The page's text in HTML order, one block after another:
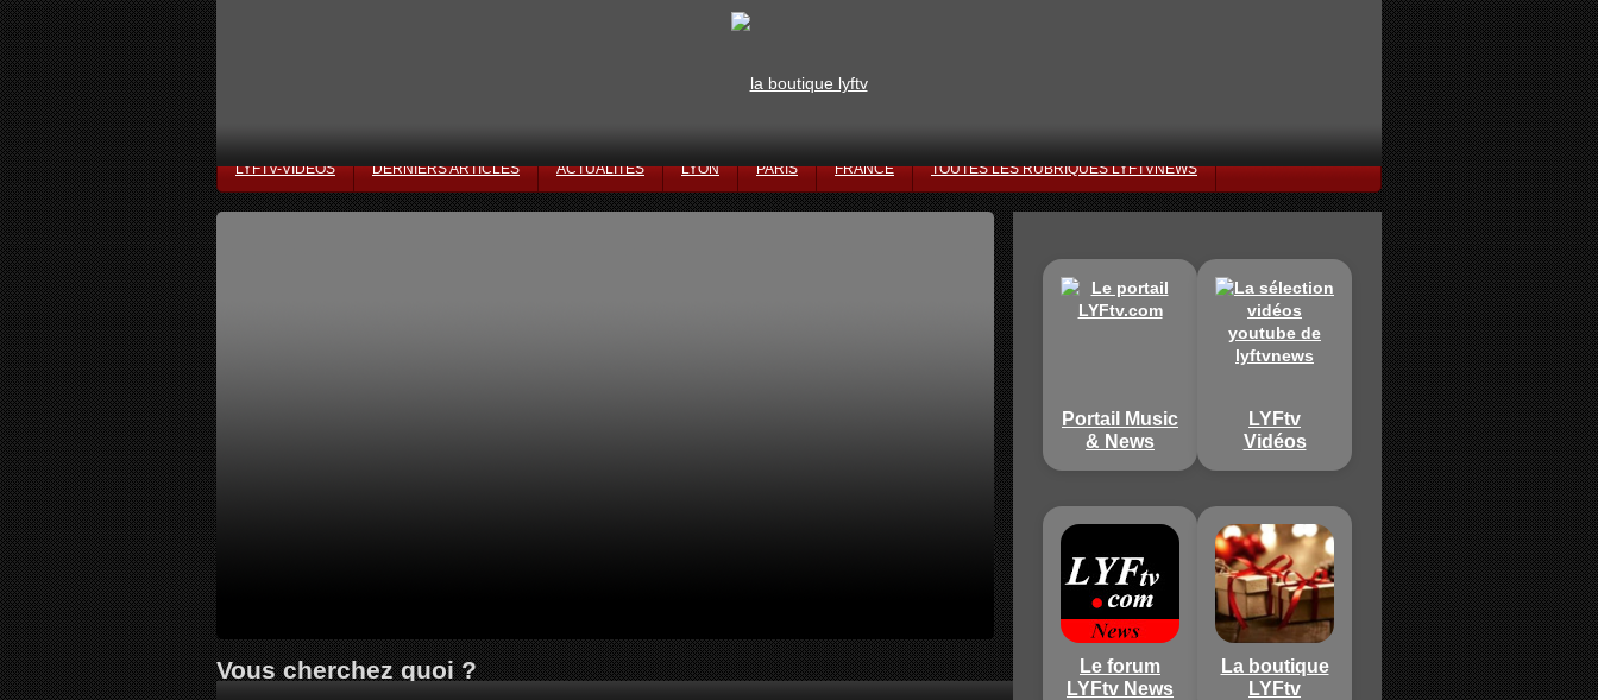
LYFTV-VIDÉOS DERNIERS ARTICLES ACTUALITÉS LYON PARIS FRANCE TOUTES LES RUBRIQUES LYFTVNEWS
Vous cherchez quoi ?
Portail Music
& News
LYFtv
Vidéos
Le forum
LYFtv News
La boutique
LYFtv